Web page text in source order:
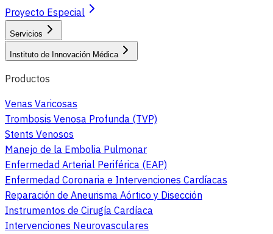
Proyecto Especial
Servicios
Instituto de Innovación Médica
Productos
Venas Varicosas
Trombosis Venosa Profunda (TVP)
Stents Venosos
Manejo de la Embolia Pulmonar
Enfermedad Arterial Periférica (EAP)
Enfermedad Coronaria e Intervenciones Cardíacas
Reparación de Aneurisma Aórtico y Disección
Instrumentos de Cirugía Cardíaca
Intervenciones Neurovasculares